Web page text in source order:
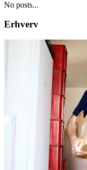
No posts...
Erhverv